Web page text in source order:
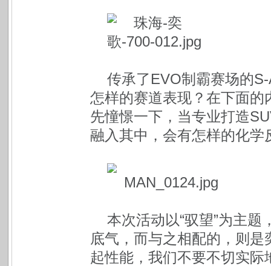
传承了EVO制霸赛场的
怎样的赛道表现？在下面
先憧憬一下，当专业打造
融入其中，会有怎样的化学
本次活动以“驭望”为主
底气，而与之相配的，则
起性能，我们不要不切实际